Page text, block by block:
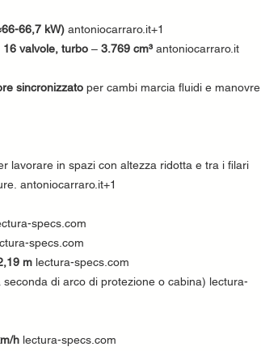
66,7 kW) antoniocarraro.it+1
16 valvole, turbo – 3.769 cm³ antoniocarraro.it
sincronizzato per cambi marcia fluidi e manovre
lavorare in spazi con altezza ridotta e tra i filari
antoniocarraro.it+1
specs.com
specs.com
m lectura-specs.com
di arco di protezione o cabina) lectura-
h lectura-specs.com